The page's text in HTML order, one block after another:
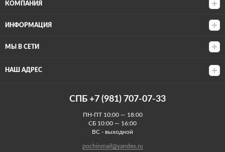
КОМПАНИЯ
ИНФОРМАЦИЯ
МЫ В СЕТИ
НАШ АДРЕС
СПБ +7 (981) 707-07-33
ПН-ПТ 10:00 — 18:00
СБ 10:00 — 16:00
ВС - выходной
pochinmail@yandex.ru